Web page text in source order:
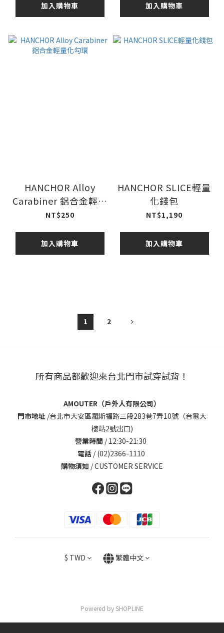
加入購物車
加入購物車
HANCHOR Alloy
Carabiner 鋁合金輕量
化勾環
NT$250
加入購物車
HANCHOR SLICE輕量
化錢包
NT$1,190
加入購物車
1 2
所有商品都歡迎來台北門市試穿試背！
AMOUTER（戶外人有限公司）
門市地址 /台北市大安區羅斯福路三段283巷7弄10號（台電大
樓站2號出口)
營業時間 / 12:30-21:30
電話 / (02)2366-1110
購物須知 /CUSTOMER SERVICE
$ TWD 繁體中文
Powered by SHOPLINE